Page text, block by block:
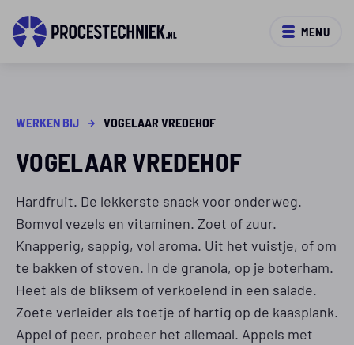
MENU
WERKEN BIJ VOGELAAR VREDEHOF
VOGELAAR VREDEHOF
Hardfruit. De lekkerste snack voor onderweg.
Bomvol vezels en vitaminen. Zoet of zuur.
Knapperig, sappig, vol aroma. Uit het vuistje, of om
te bakken of stoven. In de granola, op je boterham.
Heet als de bliksem of verkoelend in een salade.
Zoete verleider als toetje of hartig op de kaasplank.
Appel of peer, probeer het allemaal. Appels met